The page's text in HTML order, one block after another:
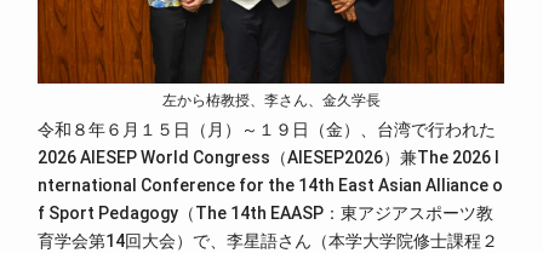
左から栫教授、李さん、金久学長
令和８年６月１５日（月）～１９日（金）、台湾で行われた
2026 AIESEP World Congress（AIESEP2026）兼The 2026 I
nternational Conference for the 14th East Asian Alliance o
f Sport Pedagogy（The 14th EAASP：東アジアスポーツ教
育学会第14回大会）で、李星語さん（本学大学院修士課程２